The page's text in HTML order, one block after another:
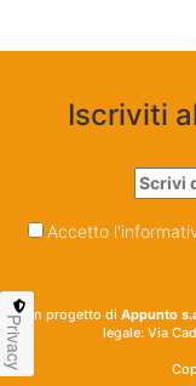
Iscriviti
Accetto
Un progetto di Appunto
legale: Via
Privacy